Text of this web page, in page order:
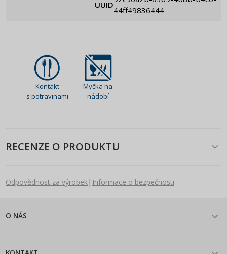
UUID
44ff49836444
Kontakt
s potravinami
Myčka na
nádobí
RECENZE O PRODUKTU
Odpovědnost za výrobek| Informace o bezpečnosti
O NÁS